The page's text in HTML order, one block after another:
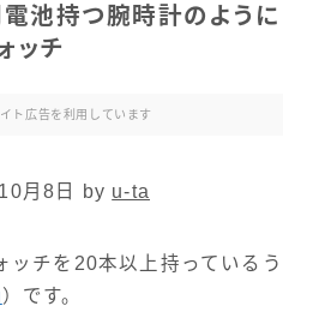
池持つ腕時計のように
ッチ
ト広告を利用しています
月8日 by u-ta
ッチを20本以上持っているう
）です。